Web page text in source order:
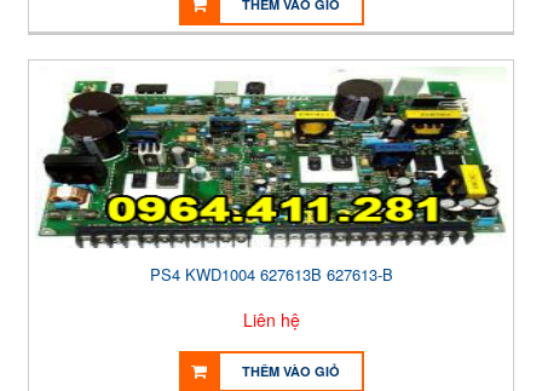
THÊM VÀO GIỎ
PS4 KWD1004 627613B 627613-B
Liên hệ
THÊM VÀO GIỎ